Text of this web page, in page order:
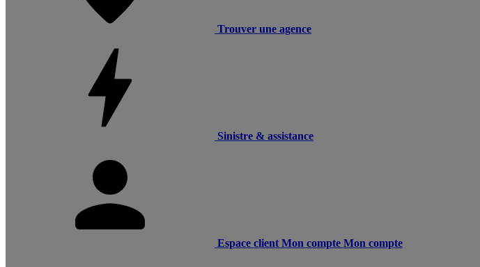
Trouver une agence
Sinistre & assistance
Espace client Mon compte Mon compte